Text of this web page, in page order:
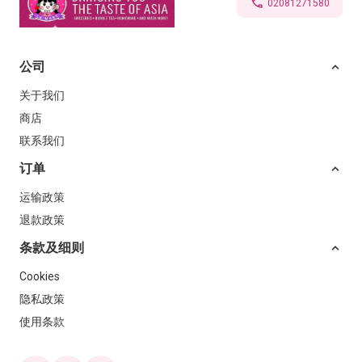
02081271580
公司
关于我们
商店
联系我们
订单
运输政策
退款政策
条款及细则
Cookies
隐私政策
使用条款